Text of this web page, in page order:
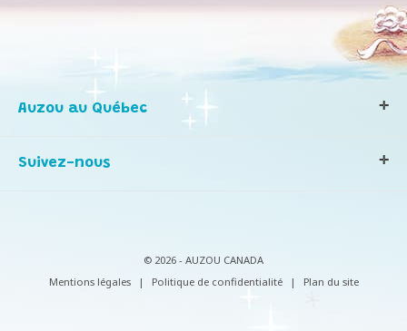
Auzou au Québec
Notre histoire
Infos consommateurs
Suivez-nous
© 2026 - AUZOU CANADA
Mentions légales
| Politique de confidentialité | Plan du site